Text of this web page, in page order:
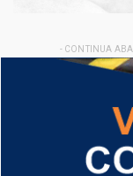
- CONTINUA